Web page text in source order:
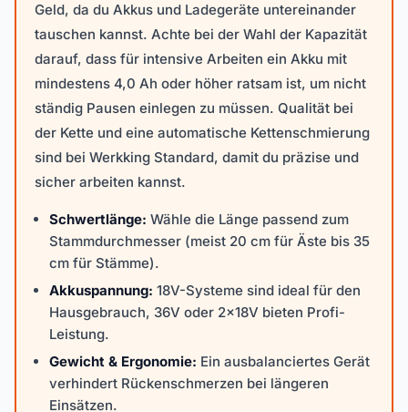
Geld, da du Akkus und Ladegeräte untereinander
tauschen kannst. Achte bei der Wahl der Kapazität
darauf, dass für intensive Arbeiten ein Akku mit
mindestens 4,0 Ah oder höher ratsam ist, um nicht
ständig Pausen einlegen zu müssen. Qualität bei
der Kette und eine automatische Kettenschmierung
sind bei Werkking Standard, damit du präzise und
sicher arbeiten kannst.
Schwertlänge: Wähle die Länge passend zum
Stammdurchmesser (meist 20 cm für Äste bis 35
cm für Stämme).
Akkuspannung: 18V-Systeme sind ideal für den
Hausgebrauch, 36V oder 2x18V bieten Profi-
Leistung.
Gewicht & Ergonomie: Ein ausbalanciertes Gerät
verhindert Rückenschmerzen bei längeren
Einsätzen.